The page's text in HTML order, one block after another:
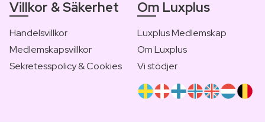
Villkor & Säkerhet
Handelsvillkor
Medlemskapsvillkor
Sekretesspolicy & Cookies
Om Luxplus
Luxplus Medlemskap
Om Luxplus
Vi stödjer